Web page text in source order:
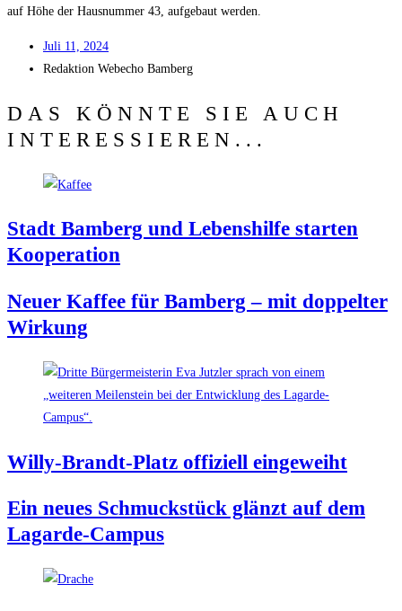
auf Höhe der Haus­num­mer 43, auf­ge­baut werden.
Juli 11, 2024
Redak­ti­on Web­echo Bamberg
DAS KÖNNTE SIE AUCH
INTERESSIEREN...
Stadt Bam­berg und Lebens­hil­fe star­ten
Kooperation
Neu­er Kaf­fee für Bam­berg – mit dop­pel­ter
Wirkung
Wil­ly-Brandt-Platz offi­zi­ell eingeweiht
Ein neu­es Schmuck­stück glänzt auf dem
Lagarde-Campus